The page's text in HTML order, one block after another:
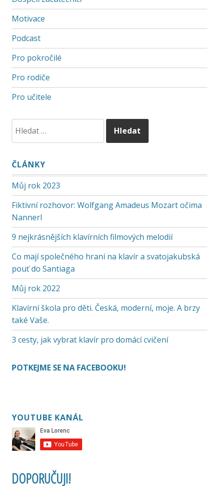
Motivace
Podcast
Pro pokročilé
Pro rodiče
Pro učitele
ČLÁNKY
Můj rok 2023
Fiktivní rozhovor: Wolfgang Amadeus Mozart očima
Nannerl
9 nejkrásnějších klavírních filmových melodií
Co mají společného hraní na klavír a svatojakubská
pouť do Santiaga
Můj rok 2022
Klavírní škola pro děti. Česká, moderní, moje. A brzy
také Vaše.
3 cesty, jak vybrat klavír pro domácí cvičení
POTKEJME SE NA FACEBOOKU!
YOUTUBE KANÁL
DOPORUČUJI!